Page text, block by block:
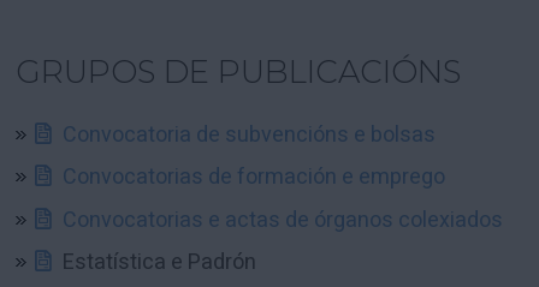
GRUPOS DE PUBLICACIÓNS
Convocatoria de subvencións e bolsas
Convocatorias de formación e emprego
Convocatorias e actas de órganos colexiados
Estatística e Padrón